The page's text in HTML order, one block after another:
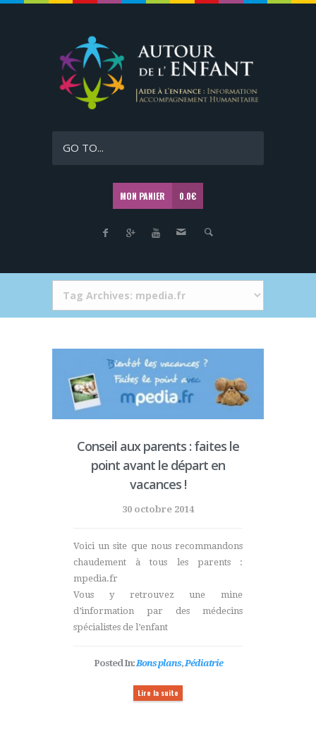
GO TO...
MON PANIER 0.0€
Conseil aux parents : faites le
point avant le départ en
vacances !
30 octobre 2014
Voici un site que nous recommandons
chaudement à tous les parents :
mpedia.fr
Vous y retrouvez une mine
d’information par des médecins
spécialistes de l’enfant
Posted In: Bons plans, Pédiatrie
Lire la suite